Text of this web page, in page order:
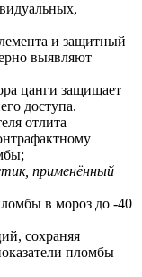
и защитный
выявляют
цанги защищает
доступа.
отлита
применённый
в мороз до -40
сохраняя
пломбы